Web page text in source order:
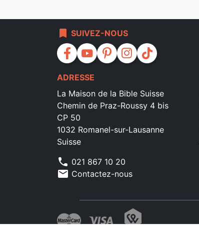
bookmark SUIVEZ-NOUS
facebook youtube pinterest instagram tiktok
ADRESSE
La Maison de la Bible Suisse
Chemin de Praz-Roussy 4 bis
CP 50
1032 Romanel-sur-Lausanne
Suisse
phone 021 867 10 20
mail Contactez-nous